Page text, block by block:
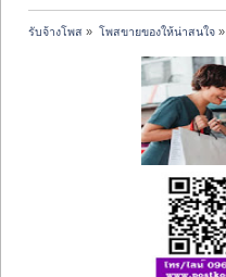
รับจ้างโพส » โพสขายของให้น่าสนใจ»